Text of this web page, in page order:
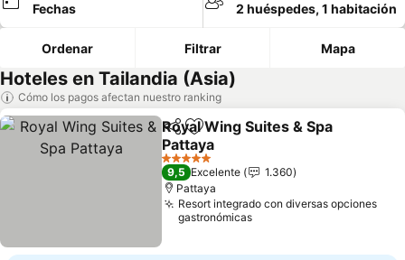
Fechas 2 huéspedes, 1 habitación
Ordenar Filtrar Mapa
Hoteles en Tailandia (Asia)
Cómo los pagos afectan nuestro ranking
CompartirAgregar a favoritos
Royal Wing Suites & Spa
Pattaya
Ver precios
5 Estrellas
9,5 Excelente
1.360
Pattaya
Resort integrado con diversas opciones
gastronómicas